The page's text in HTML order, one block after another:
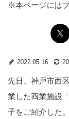
※本ページには
2022.05.16
先日、神戸市西
業した商業施設
子をご紹介した